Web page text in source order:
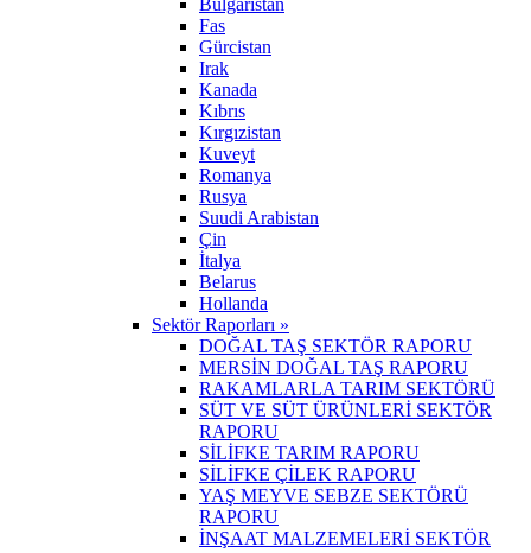
Bulgaristan
Fas
Gürcistan
Irak
Kanada
Kıbrıs
Kırgızistan
Kuveyt
Romanya
Rusya
Suudi Arabistan
Çin
İtalya
Belarus
Hollanda
Sektör Raporları »
DOĞAL TAŞ SEKTÖR RAPORU
MERSİN DOĞAL TAŞ RAPORU
RAKAMLARLA TARIM SEKTÖRÜ
SÜT VE SÜT ÜRÜNLERİ SEKTÖR
RAPORU
SİLİFKE TARIM RAPORU
SİLİFKE ÇİLEK RAPORU
YAŞ MEYVE SEBZE SEKTÖRÜ
RAPORU
İNŞAAT MALZEMELERİ SEKTÖR